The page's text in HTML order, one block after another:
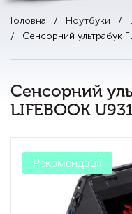
Головна Ноутбуки
Сенсорний ультрабук
Сенсорний
LIFEBOOK
Рекомендації